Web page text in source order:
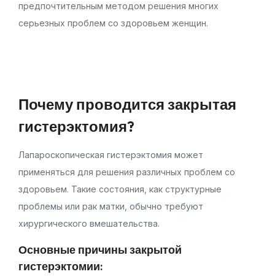
предпочтительным методом решения многих
серьезных проблем со здоровьем женщин.
Почему проводится закрытая
гистерэктомия?
Лапароскопическая гистерэктомия может
применяться для решения различных проблем со
здоровьем. Такие состояния, как структурные
проблемы или рак матки, обычно требуют
хирургического вмешательства.
Основные причины закрытой
гистерэктомии: